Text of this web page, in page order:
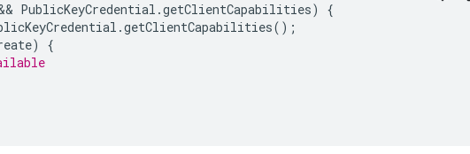
PublicKeyCredential .getClientCapabilities)
{
.getClientCapabilities();
)
{